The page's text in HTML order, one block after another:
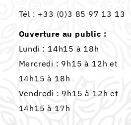
Tél : +33 (0)3 85 97 13 13
Ouverture au public :
Lundi : 14h15 à 18h
Mercredi : 9h15 à 12h et
14h15 à 18h
Vendredi : 9h15 à 12h et
14h15 à 17h